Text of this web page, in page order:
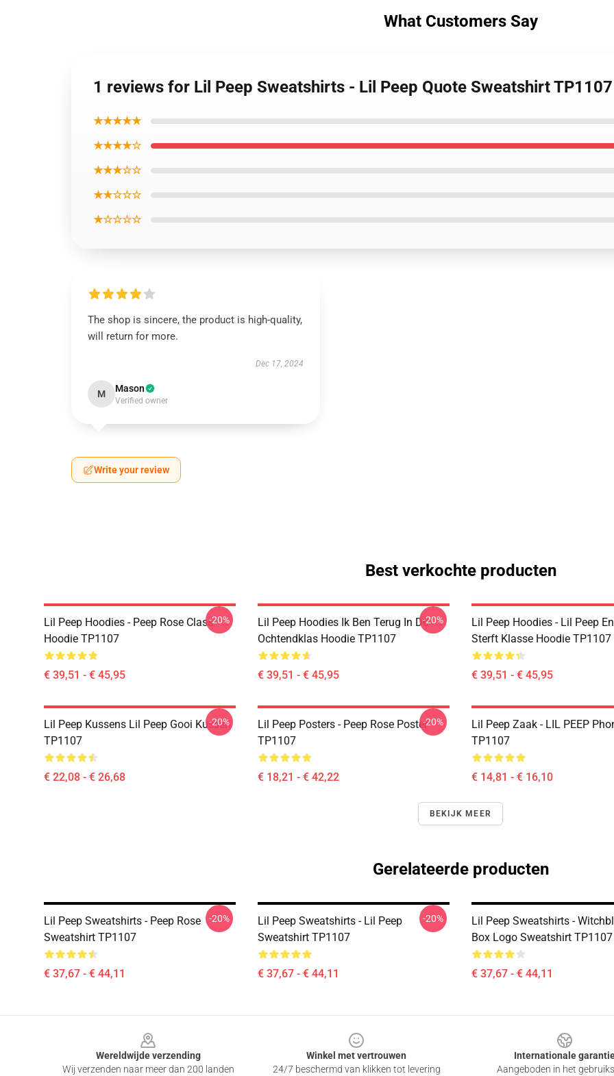
What Customers Say
1 reviews for Lil Peep Sweatshirts - Lil Peep Quote Sweatshirt TP1107
★★★★★
★★★★☆
★★★☆☆
★★☆☆☆
★☆☆☆☆
The shop is sincere, the product is high-quality,
will return for more.
Dec 17, 2024
M Mason
Verified owner
Write your review
Best verkochte producten
Lil Peep Hoodies - Peep Rose Class
Hoodie TP1107
€ 39,51 - € 45,95
-20%
Lil Peep Hoodies Ik Ben Terug In De
Ochtendklas Hoodie TP1107
€ 39,51 - € 45,95
-20%
Lil Peep Hoodies - Lil Peep
Sterft Klasse Hoodie TP1107
€ 39,51 - € 45,95
Lil Peep Kussens Lil Peep Gooi Kussen
TP1107
€ 22,08 - € 26,68
-20%
Lil Peep Posters - Peep Rose Poster
TP1107
€ 18,21 - € 42,22
-20%
Lil Peep Zaak - LIL PEEP
TP1107
€ 14,81 - € 16,10
BEKIJK MEER
Gerelateerde producten
Lil Peep Sweatshirts - Peep Rose
Sweatshirt TP1107
€ 37,67 - € 44,11
-20%
Lil Peep Sweatshirts - Lil Peep
Sweatshirt TP1107
€ 37,67 - € 44,11
-20%
Lil Peep Sweatshirts -
Box Logo Sweatshirt TP1107
€ 37,67 - € 44,11
Wereldwijde verzending
Wij verzenden naar meer dan 200 landen
Winkel met vertrouwen
24/7 beschermd van klikken tot levering
Internationale
Aangeboden in het